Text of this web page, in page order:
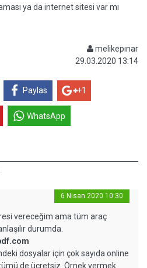
ya da internet sitesi var mı
melikepınar
29.03.2020 13:14
Paylas +1
WhatsApp
6 Nisan 2020 10:30
vereceğim ama tüm araç
durumda.
dosyalar için çok sayıda online
de ücretsiz. Örnek vermek